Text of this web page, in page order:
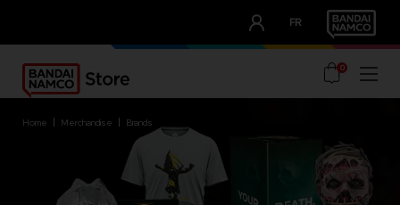
FR
OUR ADVANTAGES
0
home merchandise brands